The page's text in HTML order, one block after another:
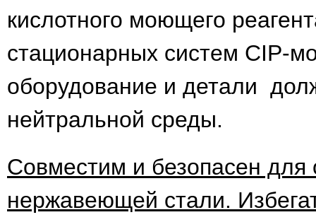
кислотного моющего
стационарных систем CIP-
оборудование и детали
нейтральной среды.
Совместим и безопасен для
нержавеющей стали.